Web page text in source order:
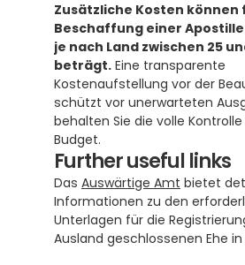
Zusätzliche Kosten können
Beschaffung einer
je nach Land zwischen 25
beträgt. Eine transparente
Kostenaufstellung vor der
schützt vor unerwarteten
behalten Sie die volle
Budget.
Further useful links
Das Auswärtige Amt bietet
Informationen zu den
Unterlagen für die
Ausland geschlossenen Ehe